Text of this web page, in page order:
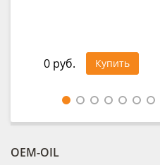
0 руб. Купить
OEM-OIL